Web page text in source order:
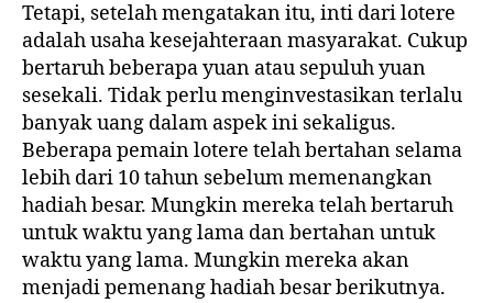
Tetapi, setelah mengatakan itu, inti dari lotere
adalah usaha kesejahteraan masyarakat. Cukup
bertaruh beberapa yuan atau sepuluh yuan
sesekali. Tidak perlu menginvestasikan terlalu
banyak uang dalam aspek ini sekaligus.
Beberapa pemain lotere telah bertahan selama
lebih dari 10 tahun sebelum memenangkan
hadiah besar. Mungkin mereka telah bertaruh
untuk waktu yang lama dan bertahan untuk
waktu yang lama. Mungkin mereka akan
menjadi pemenang hadiah besar berikutnya.